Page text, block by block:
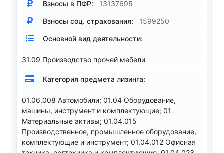
Взносы в ПФР: 13137695
Взносы соц. страхования: 1599250
Основной вид деятельности:
31.09 Производство прочей мебели
Категория предмета лизинга:
01.06.008 Автомобили; 01.04 Оборудование,
машины, инструмент и комплектующие; 01
Материальные активы; 01.04.015
Производственное, промышленное оборудование,
комплектующие и инструмент; 01.04.012 Офисная